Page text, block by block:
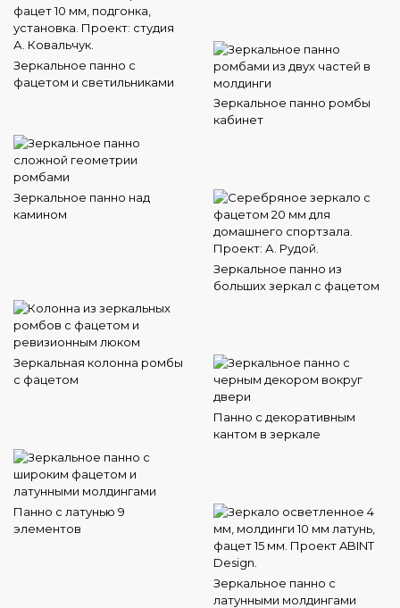
Зеркальное панно с
фацетом и светильниками
Зеркальное панно ромбы
кабинет
Зеркальное панно над
камином
Зеркальное панно из
больших зеркал с фацетом
Зеркальная колонна ромбы
с фацетом
Панно с декоративным
кантом в зеркале
Панно с латунью 9
элементов
Зеркальное панно с
латунными молдингами